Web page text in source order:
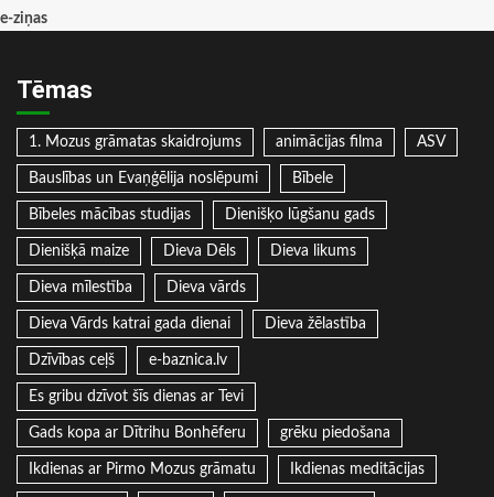
e-ziņas
Tēmas
1. Mozus grāmatas skaidrojums animācijas filma ASV
Bauslības un Evaņģēlija noslēpumi Bībele
Bībeles mācības studijas Dienišķo lūgšanu gads
Dienišķā maize Dieva Dēls Dieva likums
Dieva mīlestība Dieva vārds
Dieva Vārds katrai gada dienai Dieva žēlastība
Dzīvības ceļš e-baznica.lv
Es gribu dzīvot šīs dienas ar Tevi
Gads kopa ar Dītrihu Bonhēferu grēku piedošana
Ikdienas ar Pirmo Mozus grāmatu Ikdienas meditācijas